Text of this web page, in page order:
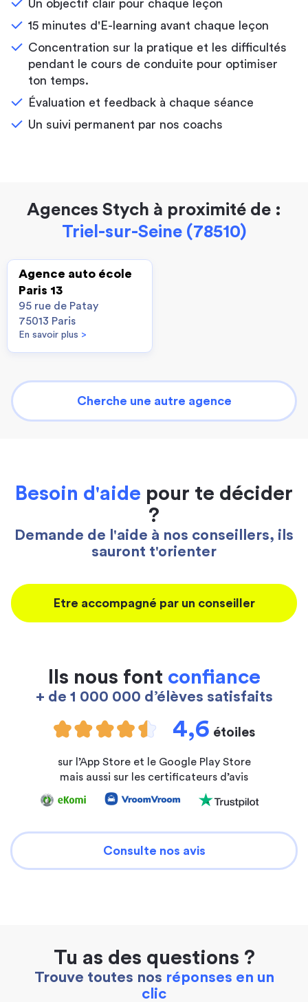
Un objectif clair pour chaque leçon
15 minutes d'E-learning avant chaque leçon
Concentration sur la pratique et les difficultés
pendant le cours de conduite pour optimiser
ton temps.
Évaluation et feedback à chaque séance
Un suivi permanent par nos coachs
Agences Stych à proximité de :
Triel-sur-Seine (78510)
Agence auto école
Paris 13
95 rue de Patay
75013 Paris
En savoir plus >
Cherche une autre agence
Besoin d'aide pour te décider
?
Demande de l'aide à nos conseillers, ils
sauront t'orienter
Etre accompagné par un conseiller
Ils nous font confiance
+ de 1 000 000 d’élèves satisfaits
4,6 étoiles
sur l’App Store et le Google Play Store
mais aussi sur les certificateurs d’avis
Consulte nos avis
Tu as des questions ?
Trouve toutes nos réponses en un
clic